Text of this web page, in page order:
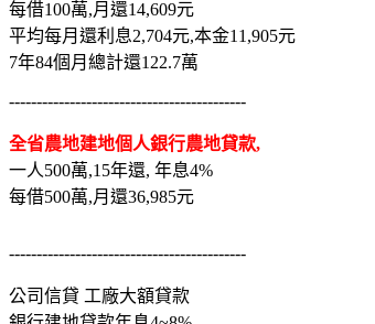
每借100萬,月還14,609元
平均每月還利息2,704元,本金11,905元
7年84個月總計還122.7萬
-------------------------------------------
全省農地建地個人銀行農地貸款,
一人500萬,15年還, 年息4%
每借500萬,月還36,985元
-------------------------------------------
公司信貸 工廠大額貸款